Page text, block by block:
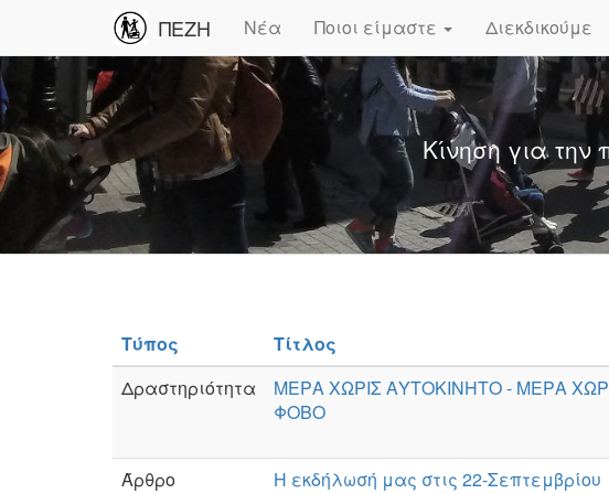
ΠΕΖΗ Νέα Ποιοι είμαστε Διεκδικούμε
Κίνηση για
Τύπος Τίτλος
Δραστηριότητα
ΜΕΡΑ ΧΩΡΙΣ ΑΥΤΟΚΙΝΗΤΟ - ΜΕΡΑ
ΦΟΒΟ
Άρθρο
Η εκδήλωσή μας στις 22-Σεπτεμβρίου